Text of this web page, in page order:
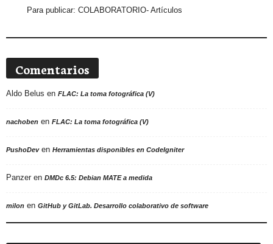
Para publicar:COLABORATORIO- Artículos
Comentarios
Aldo Belus en FLAC: La toma fotográfica (V)
nachoben en FLAC: La toma fotográfica (V)
PushoDeven Herramientas disponibles en CodeIgniter
Panzer en DMDc 6.5: Debian MATE a medida
milon en GitHub y GitLab. Desarrollo colaborativo de software